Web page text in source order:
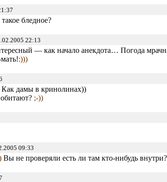
бледное?
22:13
— как начало анекдота… Погода
:)))
дамы в кринолинах))
;-))
09:33
Вы не проверяли есть ли там кто-нибудь внутри?